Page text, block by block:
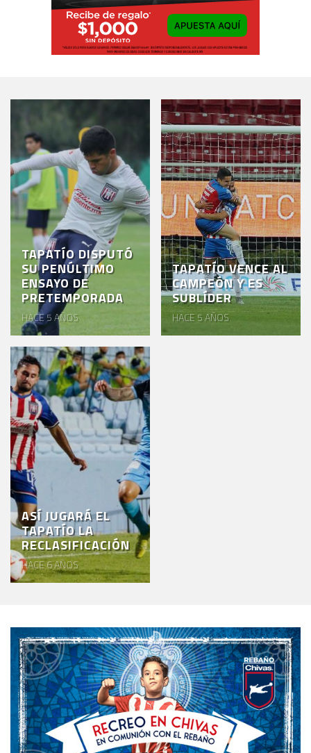
TAPATÍO DISPUTÓ
SU PENÚLTIMO
ENSAYO DE
PRETEMPORADA
HACE 5 AÑOS
TAPATÍO VENCE AL
CAMPEÓN Y ES
SUBLÍDER
HACE 5 AÑOS
ASÍ JUGARÁ EL
TAPATÍO LA
RECLASIFICACIÓN
HACE 6 AÑOS